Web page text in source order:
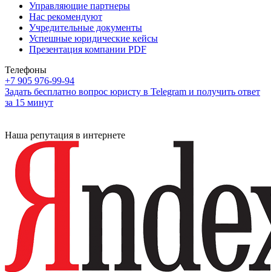
Управляющие партнеры
Нас рекомендуют
Учредительные документы
Успешные юридические кейсы
Презентация компании PDF
Телефоны
+7 905 976-99-94
Задать бесплатно вопрос юристу в Telegram и получить ответ
за 15 минут
Наша репутация в интернете